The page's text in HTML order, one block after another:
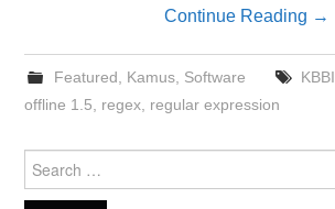
Continue Reading →
Featured Kamus, Software KBBI
offline 1.5
regex regular expression
for: